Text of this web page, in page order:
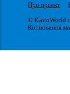
Про проект
©
Копіювання